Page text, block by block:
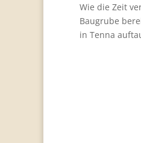
Wie die Zeit
Baugrube
in Tenna